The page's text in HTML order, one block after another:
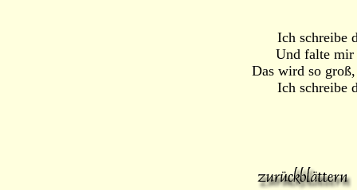
Ich schreibe
Und falte mir
Das wird so
Ich schreibe